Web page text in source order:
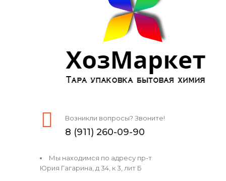
Возникли вопросы? Звоните!
8 (911) 260-09-90
Мы находимся по адресу пр-т
Юрия Гагарина, д 34, к 3, лит Б